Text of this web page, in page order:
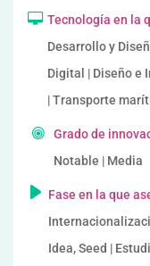
Tecnología en la
Desarrollo y
Digital | Diseño e
| Transporte
Grado de
Notable | Media
Fase en la que
Idea, Seed |